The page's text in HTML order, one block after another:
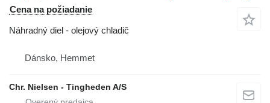
Cena na požiadanie
Náhradný diel - olejový chladič
Dánsko, Hemmet
Chr. Nielsen - Tingheden A/S